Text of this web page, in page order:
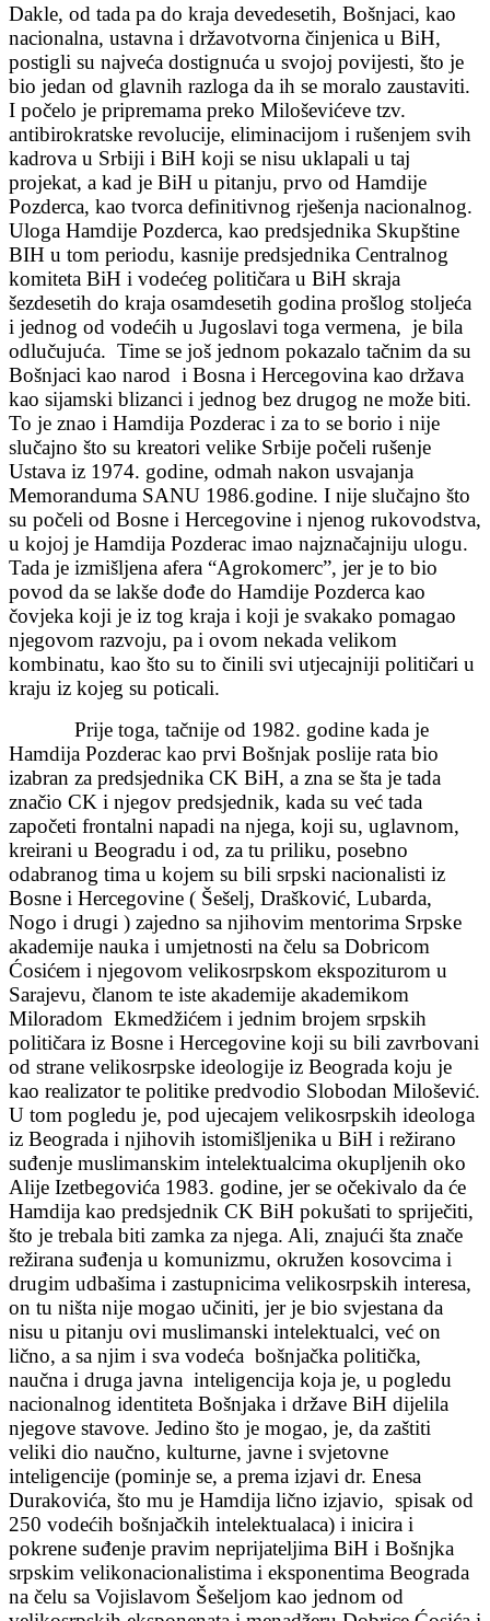
Dakle, od tada pa do kraja devedesetih, Bošnjaci, kao
nacionalna, ustavna i državotvorna činjenica u BiH,
postigli su najveća dostignuća u svojoj povijesti, što je
bio jedan od glavnih razloga da ih se moralo zaustaviti.
I počelo je pripremama preko Miloševićeve tzv.
antibirokratske revolucije, eliminacijom i rušenjem svih
kadrova u Srbiji i BiH koji se nisu uklapali u taj
projekat, a kad je BiH u pitanju, prvo od Hamdije
Pozderca, kao tvorca definitivnog rješenja nacionalnog.
Uloga Hamdije Pozderca, kao predsjednika Skupštine
BIH u tom periodu, kasnije predsjednika Centralnog
komiteta BiH i vodećeg političara u BiH skraja
šezdesetih do kraja osamdesetih godina prošlog stoljeća
i jednog od vodećih u Jugoslavi toga vermena, je bila
odlučujuća. Time se još jednom pokazalo tačnim da su
Bošnjaci kao narod i Bosna i Hercegovina kao država
kao sijamski blizanci i jednog bez drugog ne može biti.
To je znao i Hamdija Pozderac i za to se borio i nije
slučajno što su kreatori velike Srbije počeli rušenje
Ustava iz 1974. godine, odmah nakon usvajanja
Memoranduma SANU 1986.godine. I nije slučajno što
su počeli od Bosne i Hercegovine i njenog rukovodstva,
u kojoj je Hamdija Pozderac imao najznačajniju ulogu.
Tada je izmišljena afera “Agrokomerc”, jer je to bio
povod da se lakše dođe do Hamdije Pozderca kao
čovjeka koji je iz tog kraja i koji je svakako pomagao
njegovom razvoju, pa i ovom nekada velikom
kombinatu, kao što su to činili svi utjecajniji političari u
kraju iz kojeg su poticali.
Prije toga, tačnije od 1982. godine kada je
Hamdija Pozderac kao prvi Bošnjak poslije rata bio
izabran za predsjednika CK BiH, a zna se šta je tada
značio CK i njegov predsjednik, kada su već tada
započeti frontalni napadi na njega, koji su, uglavnom,
kreirani u Beogradu i od, za tu priliku, posebno
odabranog tima u kojem su bili srpski nacionalisti iz
Bosne i Hercegovine ( Šešelj, Drašković, Lubarda,
Nogo i drugi ) zajedno sa njihovim mentorima Srpske
akademije nauka i umjetnosti na čelu sa Dobricom
Ćosićem i njegovom velikosrpskom ekspoziturom u
Sarajevu, članom te iste akademije akademikom
Miloradom Ekmedžićem i jednim brojem srpskih
političara iz Bosne i Hercegovine koji su bili zavrbovani
od strane velikosrpske ideologije iz Beograda koju je
kao realizator te politike predvodio Slobodan Milošević.
U tom pogledu je, pod ujecajem velikosrpskih ideologa
iz Beograda i njihovih istomišljenika u BiH i režirano
suđenje muslimanskim intelektualcima okupljenih oko
Alije Izetbegovića 1983. godine, jer se očekivalo da će
Hamdija kao predsjednik CK BiH pokušati to spriječiti,
što je trebala biti zamka za njega. Ali, znajući šta znače
režirana suđenja u komunizmu, okružen kosovcima i
drugim udbašima i zastupnicima velikosrpskih interesa,
on tu ništa nije mogao učiniti, jer je bio svjestana da
nisu u pitanju ovi muslimanski intelektualci, već on
lično, a sa njim i sva vodeća bošnjačka politička,
naučna i druga javna inteligencija koja je, u pogledu
nacionalnog identiteta Bošnjaka i države BiH dijelila
njegove stavove. Jedino što je mogao, je, da zaštiti
veliki dio naučno, kulturne, javne i svjetovne
inteligencije (pominje se, a prema izjavi dr. Enesa
Durakovića, što mu je Hamdija lično izjavio, spisak od
250 vodećih bošnjačkih intelektualaca) i inicira i
pokrene suđenje pravim neprijateljima BiH i Bošnjka
srpskim velikonacionalistima i eksponentima Beograda
na čelu sa Vojislavom Šešeljom kao jednom od